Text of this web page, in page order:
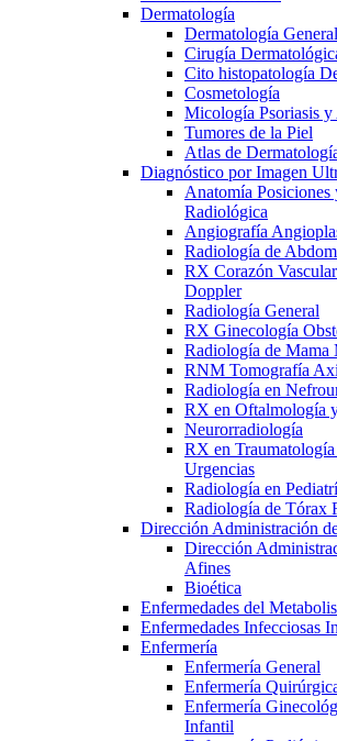
Dermatología
Dermatología General
Cirugía
Cito histopatología
Cosmetología
Micología Psoriasis
Tumores de la Piel
Atlas de
Diagnóstico por Imagen
Anatomía Posiciones
Radiológica
Angiografía
Radiología de
RX Corazón
Doppler
Radiología General
RX Ginecología
Radiología de Mama
RNM Tomografía
Radiología en
RX en Oftalmología
Neurorradiología
RX en
Urgencias
Radiología en
Radiología de Tórax
Dirección Administración
Dirección
Afines
Bioética
Enfermedades del
Enfermedades Infecciosas
Enfermería
Enfermería General
Enfermería
Enfermería
Infantil